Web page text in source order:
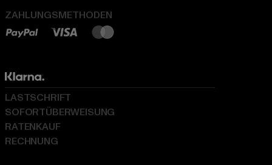
ZAHLUNGSMETHODEN
LASTSCHRIFT
SOFORTÜBERWEISUNG
RATENKAUF
RECHNUNG